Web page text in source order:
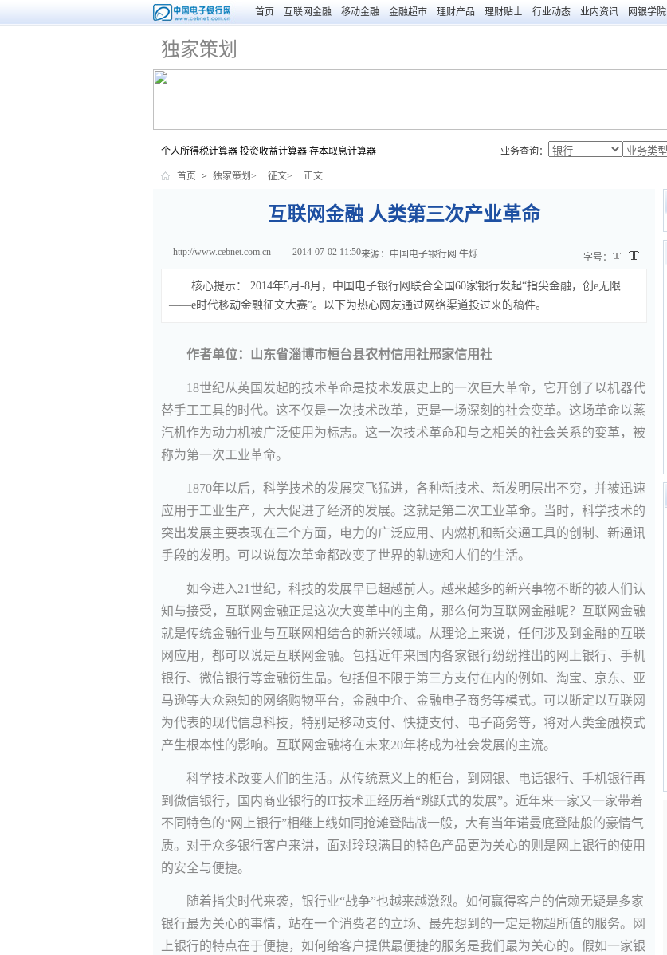
首页 互联网金融 移动金融 金融超市 理财产品 理财贴士 行业动态 业内资讯 网银学院
独家策划
个人所得税计算器 投资收益计算器 存本取息计算器 业务查询：
首页 > 独家策划> 征文> 正文
互联网金融 人类第三次产业革命
http://www.cebnet.com.cn 2014-07-02 11:50来源：中国电子银行网 牛烁 字号：
核心提示：
2014年5月-8月，中国电子银行网联合全国60家银行发起“指尖金融，创e无限
——e时代移动金融征文大赛”。以下为热心网友通过网络渠道投过来的稿件。
作者单位：山东省淄博市桓台县农村信用社邢家信用社
18世纪从英国发起的技术革命是技术发展史上的一次巨大革命，它开创了以机器代
替手工工具的时代。这不仅是一次技术改革，更是一场深刻的社会变革。这场革命以蒸
汽机作为动力机被广泛使用为标志。这一次技术革命和与之相关的社会关系的变革，被
称为第一次工业革命。
1870年以后，科学技术的发展突飞猛进，各种新技术、新发明层出不穷，并被迅速
应用于工业生产，大大促进了经济的发展。这就是第二次工业革命。当时，科学技术的
突出发展主要表现在三个方面，电力的广泛应用、内燃机和新交通工具的创制、新通讯
手段的发明。可以说每次革命都改变了世界的轨迹和人们的生活。
如今进入21世纪，科技的发展早已超越前人。越来越多的新兴事物不断的被人们认
知与接受，互联网金融正是这次大变革中的主角，那么何为互联网金融呢？互联网金融
就是传统金融行业与互联网相结合的新兴领域。从理论上来说，任何涉及到金融的互联
网应用，都可以说是互联网金融。包括近年来国内各家银行纷纷推出的网上银行、手机
银行、微信银行等金融衍生品。包括但不限于第三方支付在内的例如、淘宝、京东、亚
马逊等大众熟知的网络购物平台，金融中介、金融电子商务等模式。可以断定以互联网
为代表的现代信息科技，特别是移动支付、快捷支付、电子商务等，将对人类金融模式
产生根本性的影响。互联网金融将在未来20年将成为社会发展的主流。
科学技术改变人们的生活。从传统意义上的柜台，到网银、电话银行、手机银行再
到微信银行，国内商业银行的IT技术正经历着“跳跃式的发展”。近年来一家又一家带着
不同特色的“网上银行”相继上线如同抢滩登陆战一般，大有当年诺曼底登陆般的豪情气
质。对于众多银行客户来讲，面对玲琅满目的特色产品更为关心的则是网上银行的使用
的安全与便捷。
随着指尖时代来袭，银行业“战争”也越来越激烈。如何赢得客户的信赖无疑是多家
银行最为关心的事情，站在一个消费者的立场、最先想到的一定是物超所值的服务。网
上银行的特点在于便捷，如何给客户提供最便捷的服务是我们最为关心的。假如一家银